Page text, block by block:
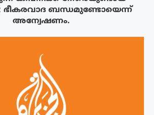
ബന്ധമുണ്ടോയെന്ന്
അന്വേഷണം.